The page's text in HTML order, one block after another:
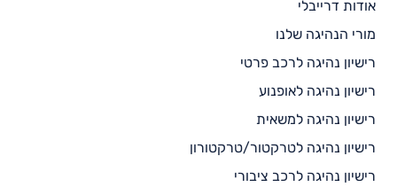
אודות דרייבלי
מורי הנהיגה שלנו
רישיון נהיגה לרכב פרטי
רישיון נהיגה לאופנוע
רישיון נהיגה למשאית
רישיון נהיגה לטרקטור/טרקטורון
רישיון נהיגה לרכב ציבורי